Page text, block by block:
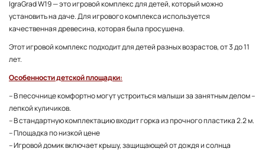
IgraGrad W19 — это игровой комплекс для детей, который можно
установить на даче. Для игрового комплекса используется
качественная древесина, которая была просушена.
Этот игровой комплекс подходит для детей разных возрастов, от 3 до 11
лет.
Особенности детской площадки:
– В песочнице комфортно могут устроиться малыши за занятным делом –
лепкой куличиков.
– В стандартную комплектацию входит горка из прочного пластика 2.2 м.
– Площадка по низкой цене
– Игровой домик включает крышу, защищающей от дождя и солнца